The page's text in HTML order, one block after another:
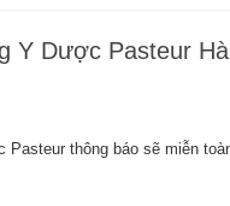
Y Dược Pasteur
thông báo sẽ miễn